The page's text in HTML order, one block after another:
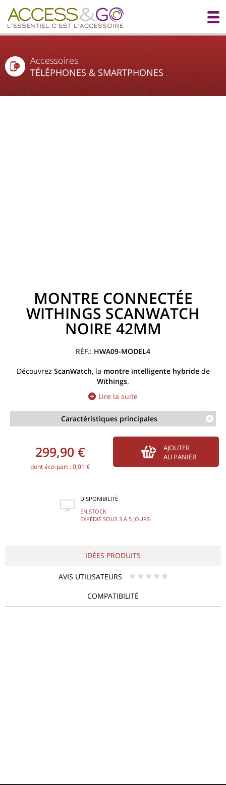
Accessoires
TÉLÉPHONES & SMARTPHONES
MONTRE CONNECTÉE
WITHINGS SCANWATCH
NOIRE 42MM
HWA09-MODEL4
Découvrez ScanWatch, la montre intelligente hybridede
Withings.
Lire la suite
Caractéristiques principales
299,90 €
dont éco-part : 0,01 €
AJOUTER
AU PANIER
DISPONIBILITÉ
EN STOCK
EXPÉDIÉ SOUS 3 À 5 JOURS
IDÉES PRODUITS
AVIS UTILISATEURS * * * * *
COMPATIBILITÉ